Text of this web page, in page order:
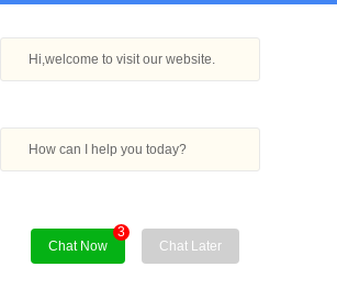
Hi,welcome to visit our website.
How can I help you today?
Chat Now
3
Chat Later